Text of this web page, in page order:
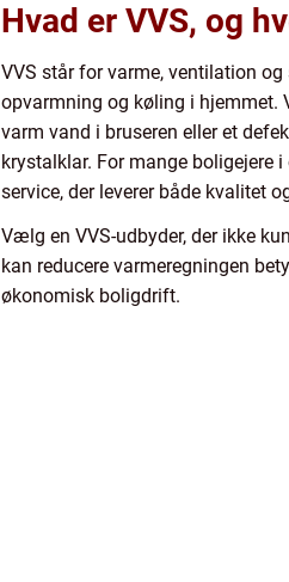
Hvad er VVS, og
VVS står for varme, ventilation
opvarmning og køling i hjemmet.
varm vand i bruseren eller et
krystalklar. For mange boligejere
service, der leverer både kvalitet
Vælg en VVS-udbyder, der ikke
kan reducere varmeregningen
økonomisk boligdrift.